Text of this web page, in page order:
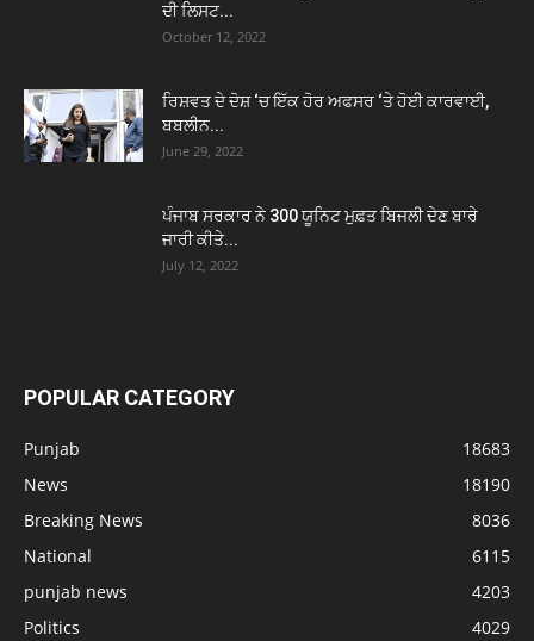
ਦੀ ਲਿਸਟ...
October 12, 2022
ਰਿਸ਼ਵਤ ਦੇ ਦੋਸ਼ ‘ਚ ਇੱਕ ਹੋਰ ਅਫਸਰ ‘ਤੇ ਹੋਈ ਕਾਰਵਾਈ,
ਬਬਲੀਨ...
June 29, 2022
ਪੰਜਾਬ ਸਰਕਾਰ ਨੇ 300 ਯੂਨਿਟ ਮੁਫ਼ਤ ਬਿਜਲੀ ਦੇਣ ਬਾਰੇ
ਜਾਰੀ ਕੀਤੇ...
July 12, 2022
POPULAR CATEGORY
Punjab
18683
News
18190
Breaking News
8036
National
6115
punjab news
4203
Politics
4029